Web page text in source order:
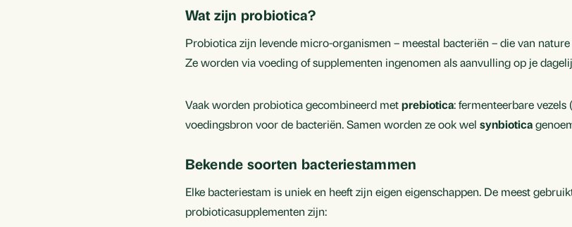
Wat zijn probiotica?
Probiotica zijn levende micro-organismen – meestal bacteriën – die van
Ze worden via voeding of supplementen ingenomen als aanvulling op je
Vaak worden probiotica gecombineerd metprebiotica: fermenteerbare vezels
voedingsbron voor de bacteriën. Samen worden ze ook wel synbiotica
Bekende soorten bacteriestammen
Elke bacteriestam is uniek en heeft zijn eigen eigenschappen. De meest
probioticasupplementen zijn: